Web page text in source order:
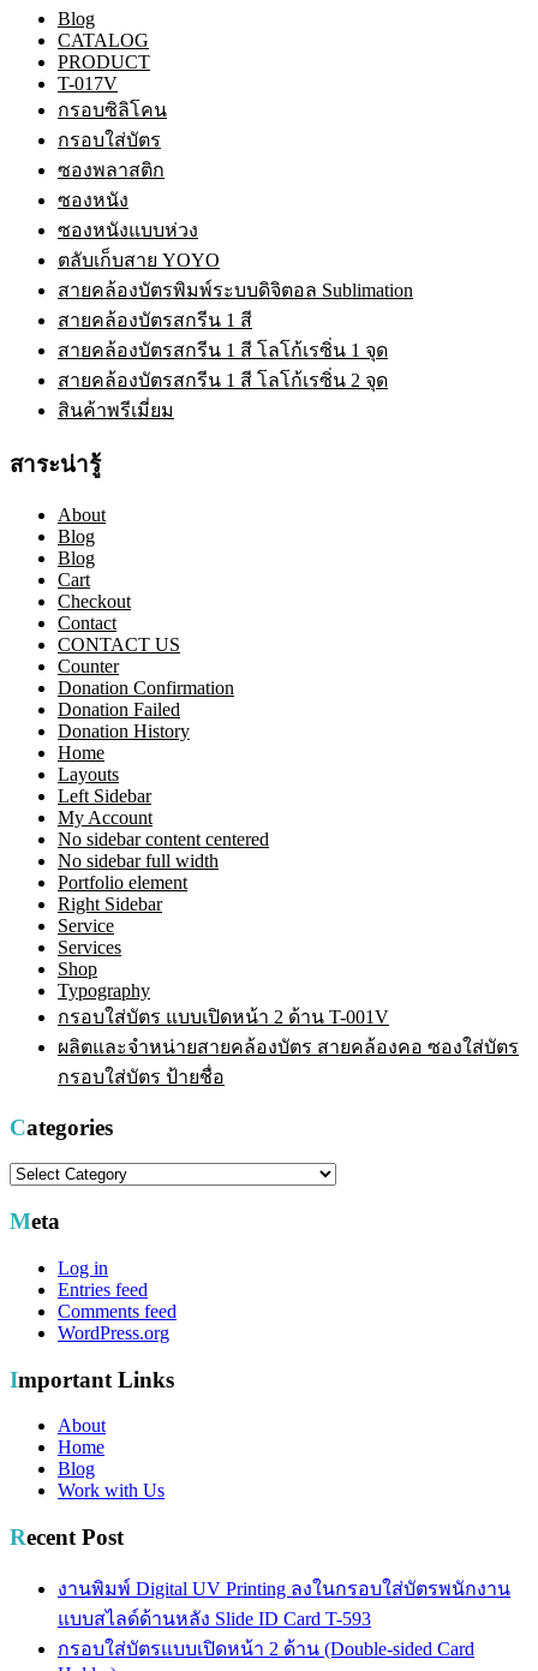
Blog
CATALOG
PRODUCT
T-017V
กรอบซิลิโคน
กรอบใส่บัตร
ซองพลาสติก
ซองหนัง
ซองหนังแบบห่วง
ตลับเก็บสาย YOYO
สายคล้องบัตรพิมพ์ระบบดิจิตอล Sublimation
สายคล้องบัตรสกรีน 1 สี
สายคล้องบัตรสกรีน 1 สี โลโก้เรซิ่น 1 จุด
สายคล้องบัตรสกรีน 1 สี โลโก้เรซิ่น 2 จุด
สินค้าพรีเมี่ยม
สาระน่ารู้
About
Blog
Blog
Cart
Checkout
Contact
CONTACT US
Counter
Donation Confirmation
Donation Failed
Donation History
Home
Layouts
Left Sidebar
My Account
No sidebar content centered
No sidebar full width
Portfolio element
Right Sidebar
Service
Services
Shop
Typography
กรอบใส่บัตร แบบเปิดหน้า 2 ด้าน T-001V
ผลิตและจำหน่ายสายคล้องบัตร สายคล้องคอ ซองใส่บัตร
กรอบใส่บัตร ป้ายชื่อ
Categories
Categories
Meta
Log in
Entries feed
Comments feed
WordPress.org
Important Links
About
Home
Blog
Work with Us
Recent Post
งานพิมพ์ Digital UV Printing ลงในกรอบใส่บัตรพนักงาน
แบบสไลด์ด้านหลัง Slide ID Card T-593
กรอบใส่บัตรแบบเปิดหน้า 2 ด้าน (Double-sided Card